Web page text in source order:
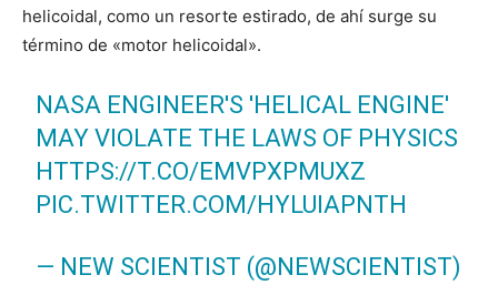
helicoidal, como un resorte estirado, de ahí surge su
término de «motor helicoidal».
NASA ENGINEER'S 'HELICAL ENGINE'
MAY VIOLATE THE LAWS OF PHYSICS
HTTPS://T.CO/EMVPXPMUXZ
PIC.TWITTER.COM/HYLUIAPNTH
— NEW SCIENTIST (@NEWSCIENTIST)